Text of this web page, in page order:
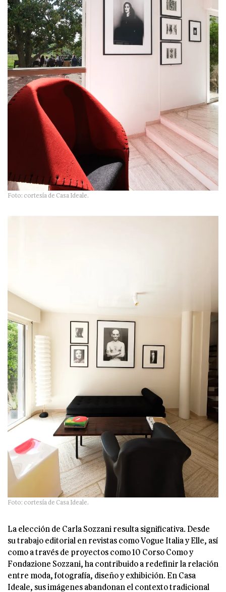
Foto: cortesía de Casa Ideale.
Foto: cortesía de Casa Ideale.
La elección de Carla Sozzani resulta significativa. Desde
su trabajo editorial en revistas como Vogue Italia y Elle, así
como a través de proyectos como 10 Corso Como y
Fondazione Sozzani, ha contribuido a redefinir la relación
entre moda, fotografía, diseño y exhibición. En Casa
Ideale, sus imágenes abandonan el contexto tradicional